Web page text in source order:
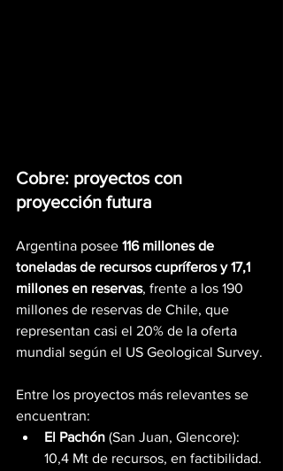
Cobre: proyectos con
proyección futura
Argentina posee 116 millones de
toneladas de recursos cupríferos y 17,1
millones en reservas, frente a los 190
millones de reservas de Chile, que
representan casi el 20% de la oferta
mundial según el US Geological Survey.
Entre los proyectos más relevantes se
encuentran:
El Pachón (San Juan, Glencore):
10,4 Mt de recursos, en factibilidad.